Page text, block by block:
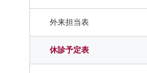
外来担当表
休診予定表